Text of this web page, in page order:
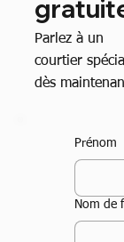
Parlez à un
courtier
dès
Prénom
Nom de